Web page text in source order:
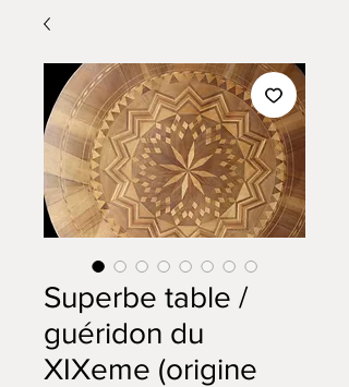
Superbe table /
guéridon du
XIXeme (origine